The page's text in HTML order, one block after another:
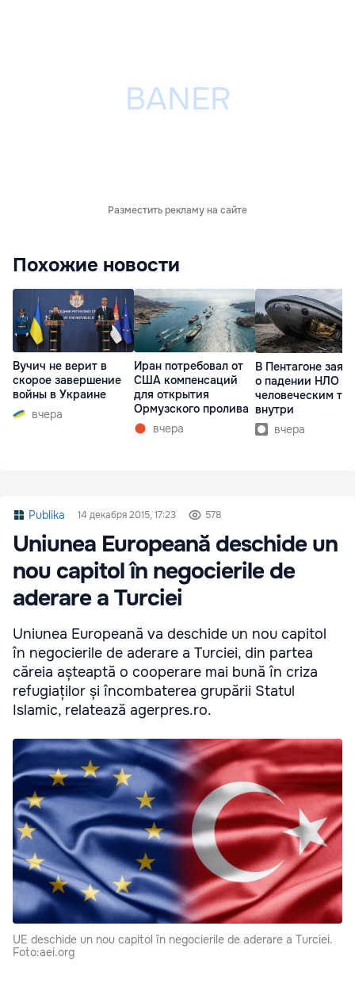
Разместить рекламу на сайте
Похожие новости
Вучич не верит в
скорое завершение
войны в Украине
вчера
Иран потребовал от
США компенсаций
для открытия
Ормузского пролива
вчера
В Пентагоне
о падении НЛО с
человеческим
внутри
вчера
Publika 14 декабря 2015, 17:23 578
Uniunea Europeană deschide un
nou capitol în negocierile de
aderare a Turciei
Uniunea Europeană va deschide un nou capitol
în negocierile de aderare a Turciei, din partea
căreia așteaptă o cooperare mai bună în criza
refugiaților și încombaterea grupării Statul
Islamic, relatează agerpres.ro.
UE deschide un nou capitol în negocierile de aderare a Turciei.
Foto:aei.org